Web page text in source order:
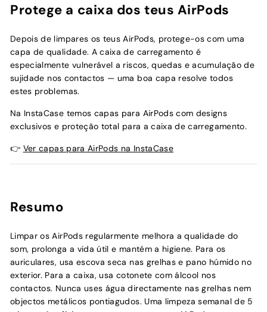
Protege a caixa dos teus AirPods
Depois de limpares os teus AirPods, protege-os com uma
capa de qualidade. A caixa de carregamento é
especialmente vulnerável a riscos, quedas e acumulação de
sujidade nos contactos — uma boa capa resolve todos
estes problemas.
Na InstaCase temos capas para AirPods com designs
exclusivos e proteção total para a caixa de carregamento.
👉 Ver capas para AirPods na InstaCase
Resumo
Limpar os AirPods regularmente melhora a qualidade do
som, prolonga a vida útil e mantém a higiene. Para os
auriculares, usa escova seca nas grelhas e pano húmido no
exterior. Para a caixa, usa cotonete com álcool nos
contactos. Nunca uses água directamente nas grelhas nem
objectos metálicos pontiagudos. Uma limpeza semanal de 5